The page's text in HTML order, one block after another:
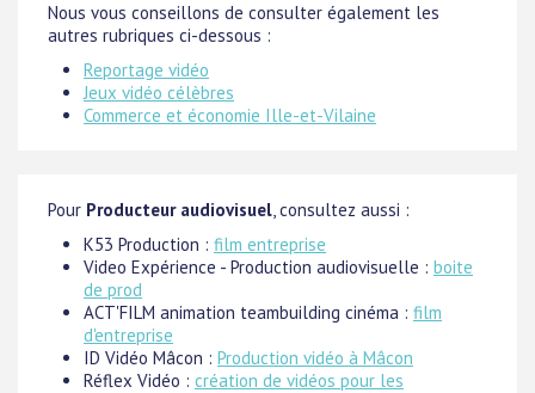
Nous vous conseillons de consulter également les
autres rubriques ci-dessous :
Reportage vidéo
Jeux vidéo célèbres
Commerce et économie Ille-et-Vilaine
Pour Producteur audiovisuel, consultez aussi :
K53 Production : film entreprise
Video Expérience - Production audiovisuelle : boite
de prod
ACT'FILM animation teambuilding cinéma : film
d'entreprise
ID Vidéo Mâcon : Production vidéo à Mâcon
Réflex Vidéo : création de vidéos pour les